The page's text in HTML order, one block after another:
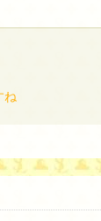
ね